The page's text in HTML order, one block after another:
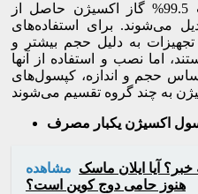
این نوع کپسول‌ها هم با غلظت 99.5% گاز اکسیژن حاصل از
می‌شوند. برای استفاده‌های
به دلیل حجم بیشتر و
اما نصب و استفاده از آنها
اساس حجم و اندازه، کپسول‌های
اکسیژن یکبار مصرف
مشاهده آیا ایلان ماسک
هنوز حامی دوج کوین است؟